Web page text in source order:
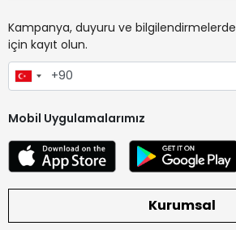
Kampanya, duyuru ve
için kayıt olun.
Mobil Uygulamalarımız
Kurumsal